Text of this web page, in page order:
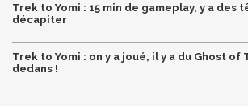
Trek to Yomi : 15 min de gameplay, y a des
décapiter
Trek to Yomi : on y a joué, il y a du Ghost of
dedans !